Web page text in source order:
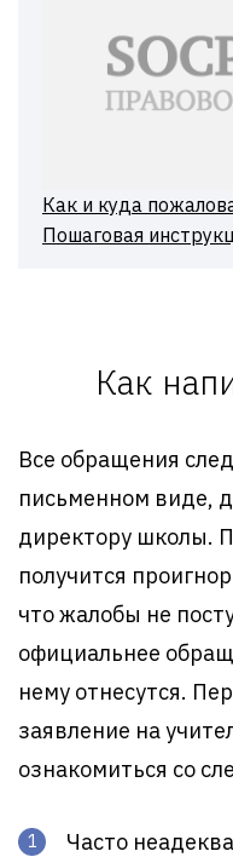
Как и куда
Пошаговая
Как
Все обращения
письменном виде,
директору школы.
получится
что жалобы не
официальнее
нему отнесутся.
заявление на
ознакомиться со
Часто